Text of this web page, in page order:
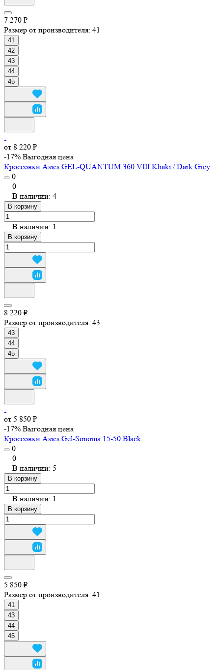
7 270 ₽
Размер от производителя: 41
41
42
43
44
45
от 8 220 ₽
-17% Выгодная цена
Кроссовки Asics GEL-QUANTUM 360 VIII Khaki / Dark Grey
0
0
В наличии: 4
В корзину
В наличии: 1
В корзину
8 220 ₽
Размер от производителя: 43
43
44
45
от 5 850 ₽
-17% Выгодная цена
Кроссовки Asics Gel-Sonoma 15-50 Black
0
0
В наличии: 5
В корзину
В наличии: 1
В корзину
5 850 ₽
Размер от производителя: 41
41
43
44
45